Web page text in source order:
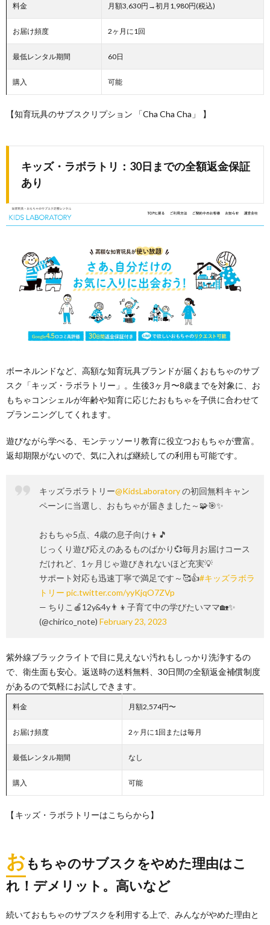
料金 月額3,630円→初月1,980円(税込)
お届け頻度 2ヶ月に1回
最低レンタル期間 60日
購入 可能
【知育玩具のサブスクリプション 「Cha Cha Cha」 】
キッズ・ラボラトリ：30日までの全額返金保証
あり
ボーネルンドなど、高額な知育玩具ブランドが届くおもちゃのサブ
スク「キッズ・ラボラトリー」。生後3ヶ月〜8歳までを対象に、お
もちゃコンシェルが年齢や知育に応じたおもちゃを子供に合わせて
プランニングしてくれます。
遊びながら学べる、モンテッソーリ教育に役立つおもちゃが豊富。
返却期限がないので、気に入れば継続しての利用も可能です。
キッズラボラトリー@KidsLaboratoryの初回無料キャン
ペーンに当選し、おもちゃが届きました～🧩🎯✨
おもちゃ5点、4歳の息子向け👦🎵
じっくり遊び応えのあるものばかり💞毎月お届けコース
だけれど、1ヶ月じゃ遊びきれないほど充実💡
サポート対応も迅速丁寧で満足です～🥰👍#キッズラボラ
トリー pic.twitter.com/yyKjqO7ZVp
— ちりこ🍎12y&4y👨‍👦子育て中の学びたいママ🏡✨
(@chirico_note) February 23, 2023
紫外線ブラックライトで目に見えない汚れもしっかり洗浄するの
で、衛生面も安心。返送時の送料無料、30日間の全額返金補償制度
があるので気軽にお試しできます。
料金 月額2,574円〜
お届け頻度 2ヶ月に1回または毎月
最低レンタル期間 なし
購入 可能
【 キッズ・ラボラトリーはこちらから】
おもちゃのサブスクをやめた理由はこ
れ！デメリット。高いなど
続いておもちゃのサブスクを利用する上で、みんながやめた理由と